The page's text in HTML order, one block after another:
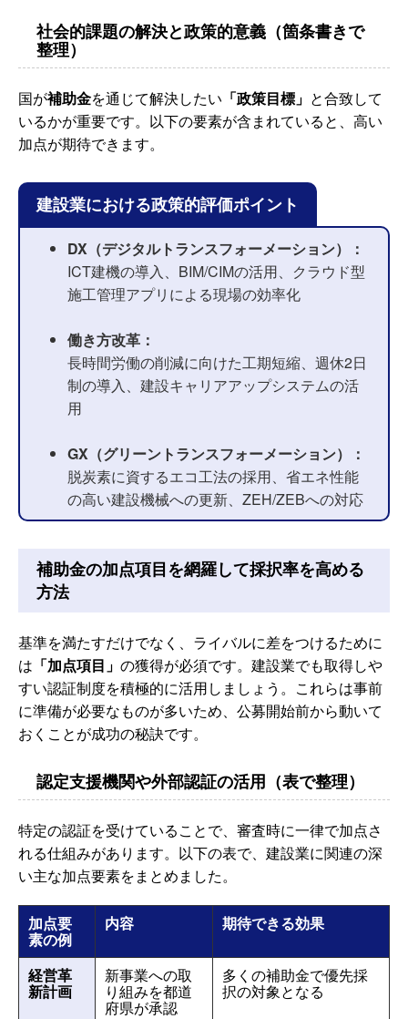
社会的課題の解決と政策的意義（箇条書きで
整理）
国が補助金を通じて解決したい 「政策目標」 と合致して
いるかが重要です。以下の要素が含まれていると、高い
加点が期待できます。
建設業における政策的評価ポイント
DX（デジタルトランスフォーメーション）：
ICT建機の導入、BIM/CIMの活用、クラウド型
施工管理アプリによる現場の効率化
働き方改革：
長時間労働の削減に向けた工期短縮、週休2日
制の導入、建設キャリアアップシステムの活
用
GX（グリーントランスフォーメーション）：
脱炭素に資するエコ工法の採用、省エネ性能
の高い建設機械への更新、ZEH/ZEBへの対応
補助金の加点項目を網羅して採択率を高める
方法
基準を満たすだけでなく、ライバルに差をつけるために
は 「加点項目」 の獲得が必須です。建設業でも取得しや
すい認証制度を積極的に活用しましょう。これらは事前
に準備が必要なものが多いため、公募開始前から動いて
おくことが成功の秘訣です。
認定支援機関や外部認証の活用（表で整理）
特定の認証を受けていることで、審査時に一律で加点さ
れる仕組みがあります。以下の表で、建設業に関連の深
い主な加点要素をまとめました。
加点要
素の例
内容 期待できる効果
経営革
新計画
新事業への取
り組みを都道
府県が承認
多くの補助金で優先採
択の対象となる